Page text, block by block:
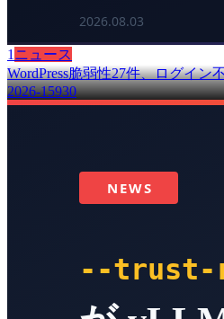
1 ニュース
WordPress脆弱性27件、ログイン
2026-15930